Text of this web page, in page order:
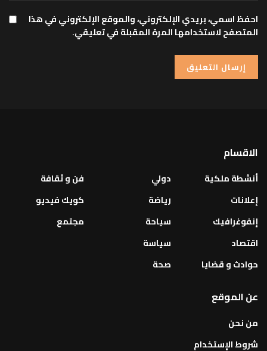
احفظ اسمي، بريدي الإلكتروني، والموقع الإلكتروني في هذا
المتصفح لاستخدامها المرة المقبلة في تعليقي.
الاقسام
أنشطة ملكية
إعلانات
إنفوغرافيك
اقتصاد
حوادث و قضايا
دولي
رياضة
سياحة
سياسة
صحة
فن و ثقافة
كويك فيديو
مجتمع
عن الموقع
من نحن
شروط الإستخدام